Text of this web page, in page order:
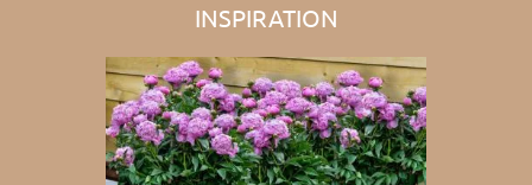
INSPIRATION